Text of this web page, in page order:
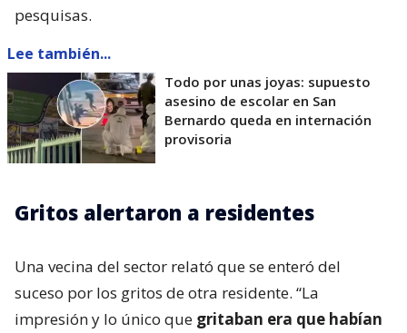
pesquisas.
Lee también...
Todo por unas joyas: supuesto
asesino de escolar en San
Bernardo queda en internación
provisoria
Gritos alertaron a residentes
Una vecina del sector relató que se enteró del
suceso por los gritos de otra residente. “La
impresión y lo único que gritaban era que habían